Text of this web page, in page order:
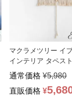
マクラメツリー イ
インテリア タペス
ルデコレーショ …
通常価格 ¥5,980
直販価格 ¥